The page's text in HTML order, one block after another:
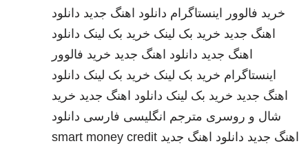
خرید فالوور اینستاگرام دانلود اهنگ جدید دانلود
اهنگ جدید خرید بک لینک خرید بک لینک دانلود
اهنگ جدید دانلود اهنگ جدید خرید فالوور
اینستاگرام خرید بک لینک خرید بک لینک دانلود
اهنگ جدید خرید بک لینک دانلود اهنگ جدید خرید
شال و روسری مترجم انگلیسی فارسی دانلود
اهنگ جدید دانلود اهنگ جدید smart money credit